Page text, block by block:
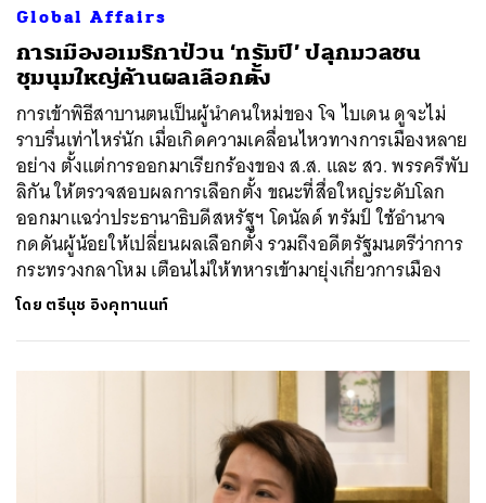
Global Affairs
การเมืองอเมริกาป่วน ‘ทรัมป์’ ปลุกมวลชน
ชุมนุมใหญ่ค้านผลเลือกตั้ง
การเข้าพิธีสาบานตนเป็นผู้นำคนใหม่ของ โจ ไบเดน ดูจะไม่
ราบรื่นเท่าไหร่นัก เมื่อเกิดความเคลื่อนไหวทางการเมืองหลาย
อย่าง ตั้งแต่การออกมาเรียกร้องของ ส.ส. และ สว. พรรครีพับ
ลิกัน ให้ตรวจสอบผลการเลือกตั้ง ขณะที่สื่อใหญ่ระดับโลก
ออกมาแฉว่าประธานาธิบดีสหรัฐฯ โดนัลด์ ทรัมป์ ใช้อำนาจ
กดดันผู้น้อยให้เปลี่ยนผลเลือกตั้ง รวมถึงอดีตรัฐมนตรีว่าการ
กระทรวงกลาโหม เตือนไม่ให้ทหารเข้ามายุ่งเกี่ยวการเมือง
โดย ตรีนุช อิงคุทานนท์